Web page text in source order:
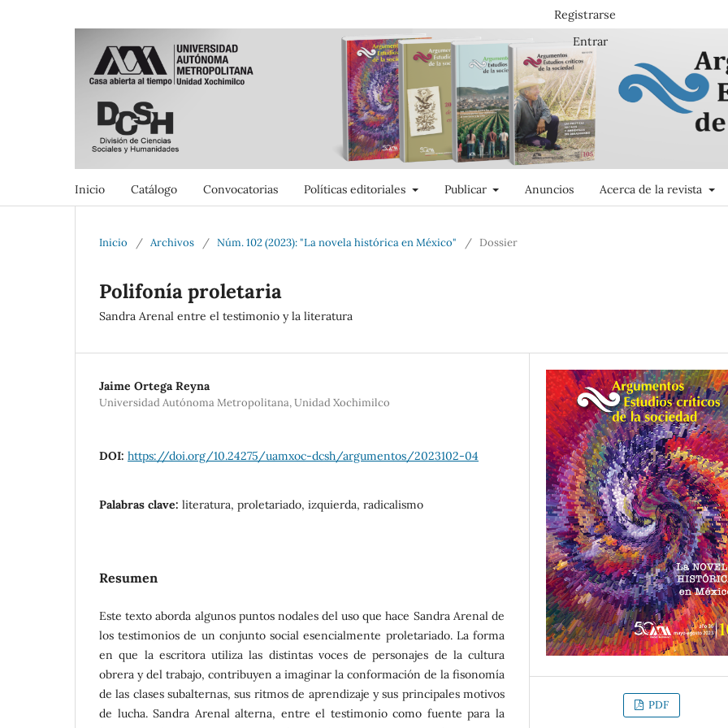
Inicio Catálogo Convocatorias Políticas editoriales Publicar Anuncios Acerca de la revista
Registrarse
Entrar
Inicio / Archivos / Núm. 102 (2023): "La novela histórica en México" / Dossier
Polifonía proletaria
Sandra Arenal entre el testimonio y la literatura
Jaime Ortega Reyna
Universidad Autónoma Metropolitana, Unidad Xochimilco
DOI: https://doi.org/10.24275/uamxoc-dcsh/argumentos/2023102-04
Palabras clave: literatura, proletariado, izquierda, radicalismo
Resumen
Este texto aborda algunos puntos nodales del uso que hace Sandra Arenal de
los testimonios de un conjunto social esencialmente proletariado. La forma
en que la escritora utiliza las distintas voces de personajes de la cultura
obrera y del trabajo, contribuyen a imaginar la conformación de la fisonomía
de las clases subalternas, sus ritmos de aprendizaje y sus principales motivos
de lucha. Sandra Arenal alterna, entre el testimonio como fuente para la
PDF